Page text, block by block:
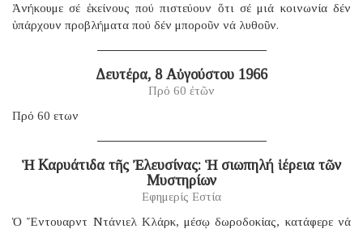
Ἀνήκουμε σέ ἐκείνους πού πιστεύουν ὅτι σέ μιά κοινωνία δέν
ὑπάρχουν προβλήματα πού δέν μποροῦν νά λυθοῦν.
Δευτέρα, 8 Αὐγούστου 1966
Πρό 60 ἐτῶν
Πρό 60 ετων
Ἡ Καρυάτιδα τῆς Ἐλευσίνας: Ἡ σιωπηλή ἱέρεια τῶν
Μυστηρίων
Εφημερίς Εστία
Ὁ Ἔντουαρντ Ντάνιελ Κλάρκ, μέσῳ δωροδοκίας, κατάφερε νά